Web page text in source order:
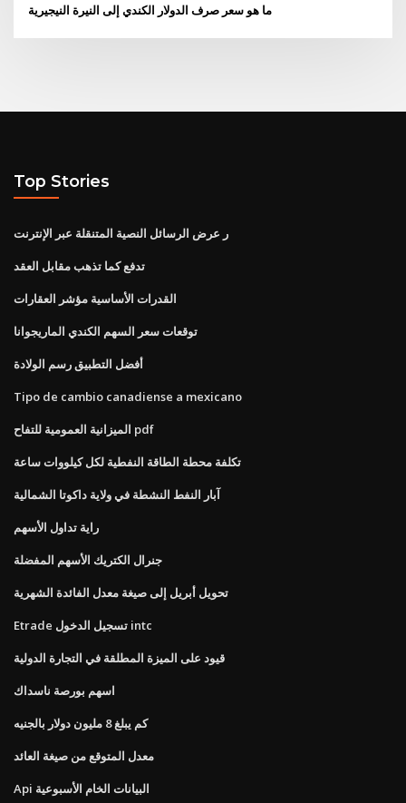
ما هو سعر صرف الدولار الكندي إلى النيرة النيجيرية
Top Stories
ر عرض الرسائل النصية المتنقلة عبر الإنترنت
تدفع كما تذهب مقابل العقد
القدرات الأساسية مؤشر العقارات
توقعات سعر السهم الكندي الماريجوانا
أفضل التطبيق رسم الولادة
Tipo de cambio canadiense a mexicano
الميزانية العمومية للتفاح pdf
تكلفة محطة الطاقة النفطية لكل كيلووات ساعة
آبار النفط النشطة في ولاية داكوتا الشمالية
راية تداول الأسهم
جنرال الكتريك الأسهم المفضلة
تحويل أبريل إلى صيغة معدل الفائدة الشهرية
Etrade تسجيل الدخول intc
قيود على الميزة المطلقة في التجارة الدولية
اسهم بورصة ناسداك
كم يبلغ 8 مليون دولار بالجنيه
معدل المتوقع من صيغة العائد
Api البيانات الخام الأسبوعية